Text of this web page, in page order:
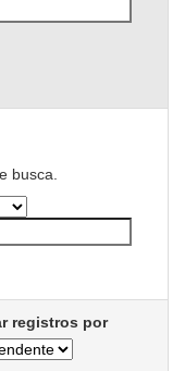
busca.
registros por